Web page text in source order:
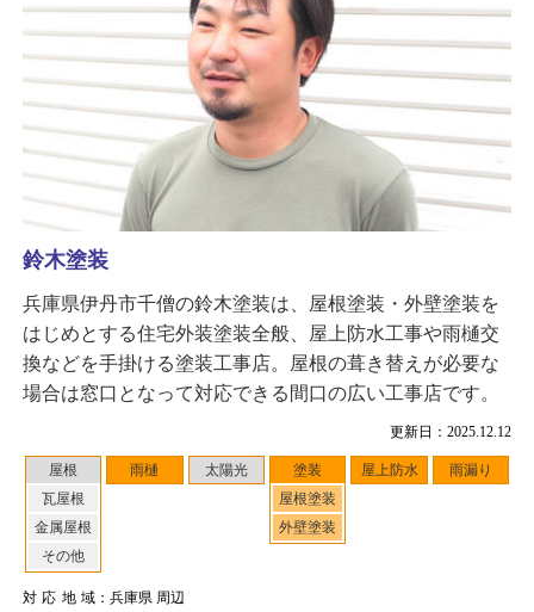
更新日：2025.12.12
屋根
瓦屋根
金属屋根
その他
雨樋 太陽光
塗装
屋根塗装
外壁塗装
屋上防水 雨漏り
対応地域：兵庫県 周辺
鈴木塗装
兵庫県伊丹市千僧の鈴木塗装は、屋根塗装・外壁塗装を
はじめとする住宅外装塗装全般、屋上防水工事や雨樋交
換などを手掛ける塗装工事店。屋根の葺き替えが必要な
場合は窓口となって対応できる間口の広い工事店です。